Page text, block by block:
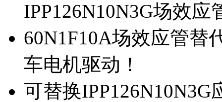
IPP126N10N3G场效应
60N1F10A场效应管替
车电机驱动！
可替换